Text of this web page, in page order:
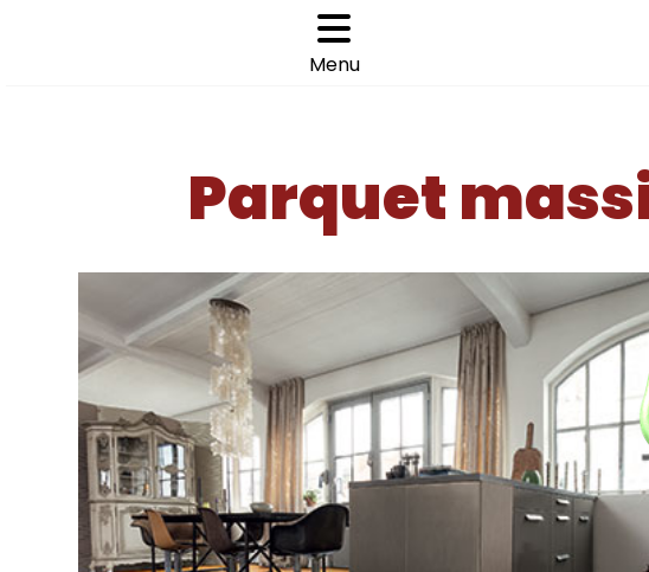
Choisir son parquet
Menu
PARQUET MASSIF CHÊNE HUILÉ
Parquet